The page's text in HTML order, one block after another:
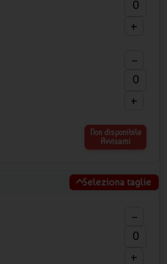
+
−
+
Non disponibile
Avvisami
Seleziona taglie
−
+